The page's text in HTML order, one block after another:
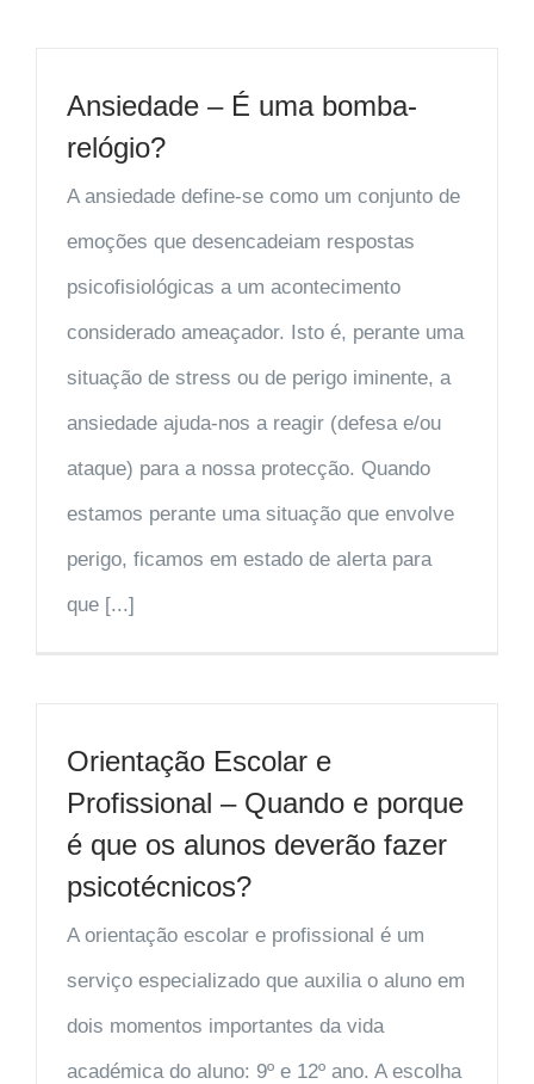
Ansiedade – É uma bomba-
relógio?
A ansiedade define-se como um conjunto de
emoções que desencadeiam respostas
psicofisiológicas a um acontecimento
considerado ameaçador. Isto é, perante uma
situação de stress ou de perigo iminente, a
ansiedade ajuda-nos a reagir (defesa e/ou
ataque) para a nossa protecção. Quando
estamos perante uma situação que envolve
perigo, ficamos em estado de alerta para
que [...]
Orientação Escolar e
Profissional – Quando e porque
é que os alunos deverão fazer
psicotécnicos?
A orientação escolar e profissional é um
serviço especializado que auxilia o aluno em
dois momentos importantes da vida
académica do aluno: 9º e 12º ano. A escolha